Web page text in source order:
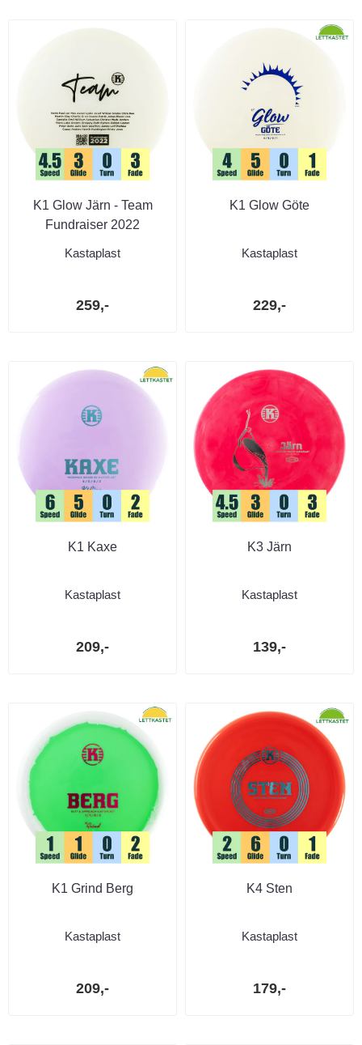
K1 Glow Järn - Team
Fundraiser 2022
Kastaplast
259,-
K1 Glow Göte
Kastaplast
229,-
K1 Kaxe
Kastaplast
209,-
K3 Järn
Kastaplast
139,-
K1 Grind Berg
Kastaplast
209,-
K4 Sten
Kastaplast
179,-